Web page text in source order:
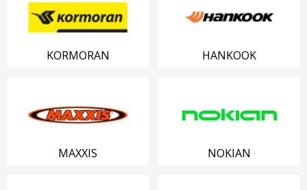
KORMORAN HANKOOK
MAXXIS NOKIAN